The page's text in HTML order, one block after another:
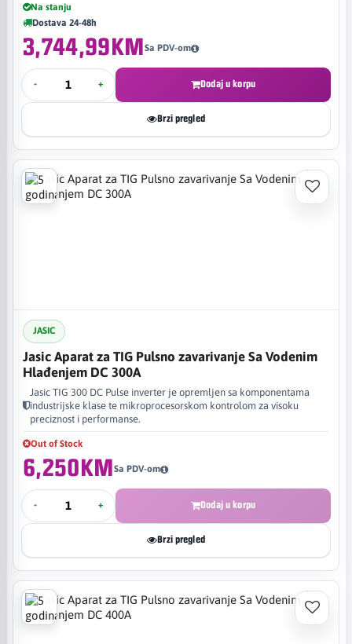
Na stanju
Dostava 24-48h
3,744,99KMSa PDV-om
- + Dodaj u korpu
Brzi pregled
JASIC
Jasic Aparat za TIG Pulsno zavarivanje Sa Vodenim
Hlađenjem DC 300A
Jasic TIG 300 DC Pulse inverter je opremljen sa komponentama
industrijske klase te mikroprocesorskom kontrolom za visoku
preciznost i performanse.
Out of Stock
6,250KMSa PDV-om
- + Dodaj u korpu
Brzi pregled